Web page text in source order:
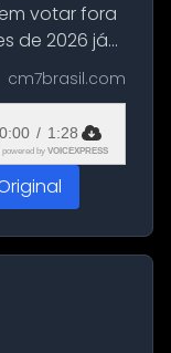
votar fora
de 2026 já
a partir
pode ser
cm7brasil.com
0:00 / 1:28
powered by VOICEXPRESS